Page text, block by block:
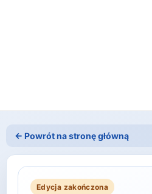
← Powrót na stronę główną
Edycja zakończona